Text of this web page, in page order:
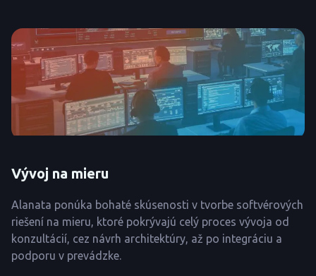
Vývoj na mieru
Alanata ponúka bohaté skúsenosti v tvorbe softvérových
riešení na mieru, ktoré pokrývajú celý proces vývoja od
konzultácií, cez návrh architektúry, až po integráciu a
podporu v prevádzke.